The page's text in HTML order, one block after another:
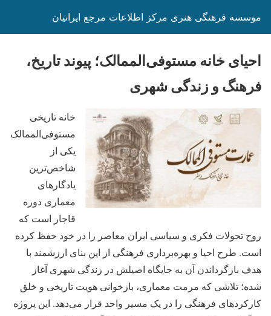
موسسه فرهنگی هنری مرکز اطلاعات مرجع ایرانیان
احیای خانه مستوفی‌الممالک؛ پیوند تاریخ،
فرهنگ و زندگی شهری
خانه تاریخی
مستوفی‌الممالک
یکی از
شاخص‌ترین
یادگارهای
معماری دوره
قاجار است که
روح تحولات فکری و سیاسی ایران معاصر را در خود حفظ کرده
است. طرح احیا و بهره‌برداری فرهنگی از این بنای ارزشمند با
هدف بازگرداندن آن به جایگاه اصیلش در زندگی شهری آغاز
شده؛ تلاشی که مرمت معماری، بازخوانی هویت تاریخی و خلق
کارکردهای فرهنگی را در یک مسیر واحد قرار می‌دهد. این پروژه